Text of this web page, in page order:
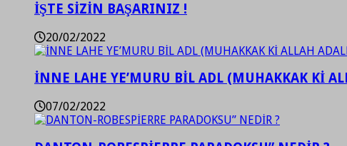
İŞTE SİZİN BAŞARINIZ !
20/02/2022
İNNE LAHE YE’MURU BİL ADL (MUHAKKAK Kİ
07/02/2022